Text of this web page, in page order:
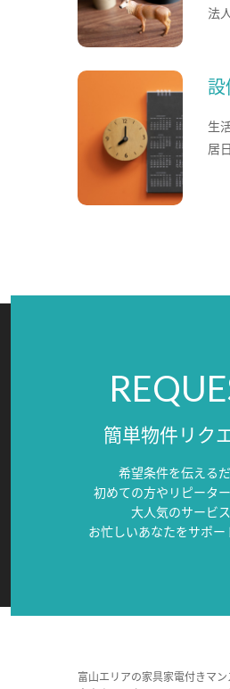
法
生
居
簡単物件リク
希望条件を伝えるだ
初めての方やリピータ
大人気のサービス
お忙しいあなたをサポー
富山エリアの家具家電付きマ